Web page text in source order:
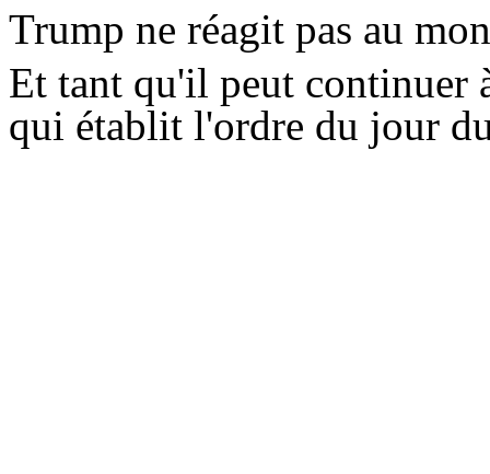
Trump ne réagit pas au
Et tant qu'il peut continuer
qui établit l'ordre du jour